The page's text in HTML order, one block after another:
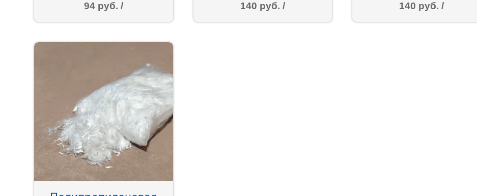
94 руб. / 140 руб. / 140 руб. /